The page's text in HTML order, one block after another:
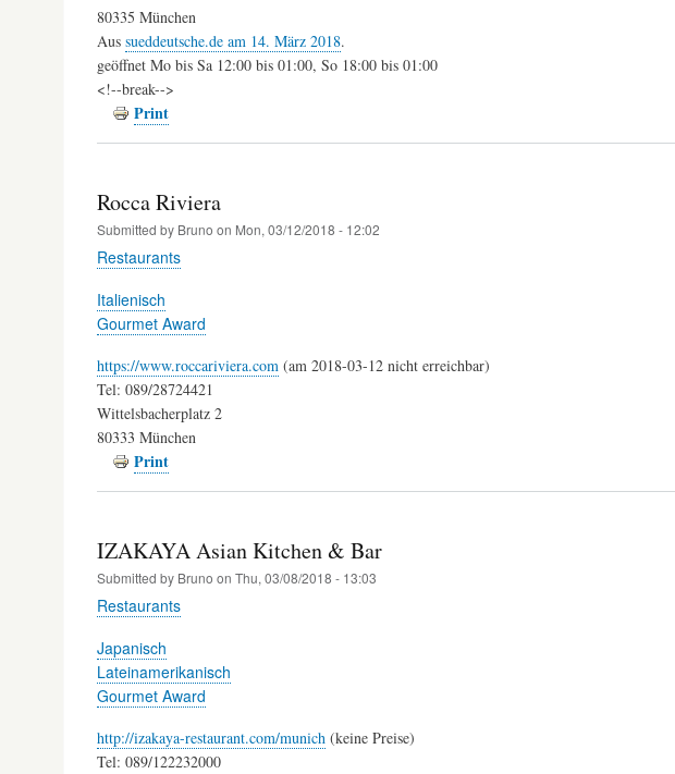
80335 München
Aus sueddeutsche.de am 14. März 2018.
geöffnet Mo bis Sa 12:00 bis 01:00, So 18:00 bis 01:00
<!--break-->
Print
Rocca Riviera
Submitted by Bruno on Mon, 03/12/2018 - 12:02
Restaurants
Italienisch
Gourmet Award
https://www.roccariviera.com (am 2018-03-12 nicht erreichbar)
Tel: 089/28724421
Wittelsbacherplatz 2
80333 München
Print
IZAKAYA Asian Kitchen & Bar
Submitted by Bruno on Thu, 03/08/2018 - 13:03
Restaurants
Japanisch
Lateinamerikanisch
Gourmet Award
http://izakaya-restaurant.com/munich(keine Preise)
Tel: 089/122232000